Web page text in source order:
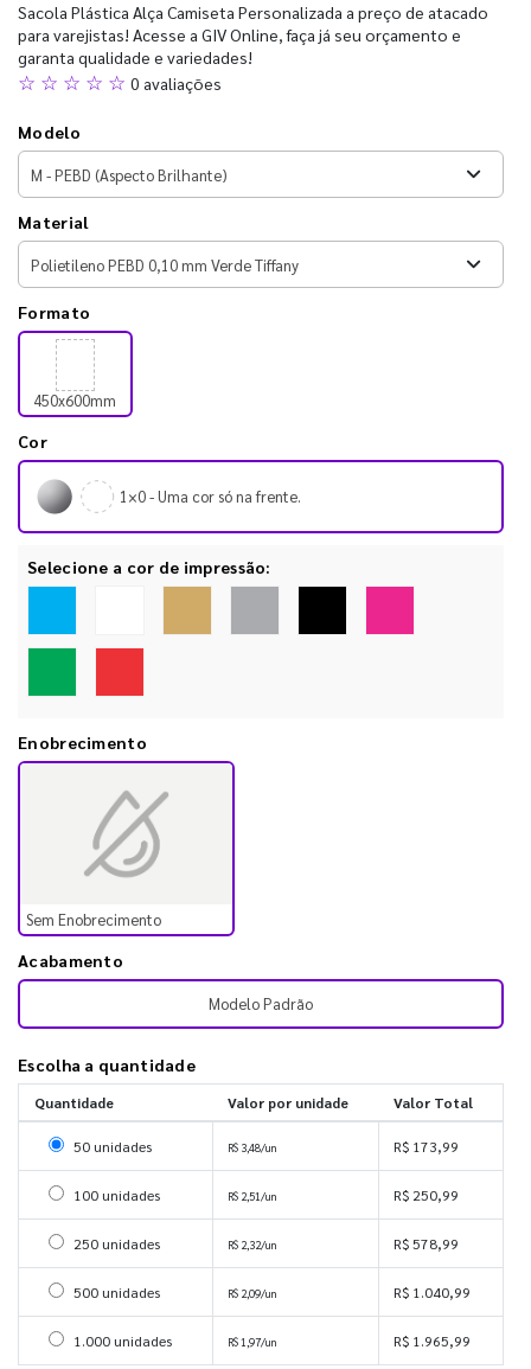
Sacola Plástica Alça Camiseta Personalizada a preço de atacado
para varejistas! Acesse a GIV Online, faça já seu orçamento e
garanta qualidade e variedades!
☆ ☆ ☆ ☆ ☆ 0 avaliações
Modelo
Material
Formato
450x600mm
Cor
1×0 - Uma cor só na frente.
Selecione a cor de impressão:
Enobrecimento
Sem Enobrecimento
Acabamento
Modelo Padrão
Escolha a quantidade
Quantidade Valor por unidade Valor Total
Selecionar 50 unidades
50 unidades R$ 3,48/un R$ 173,99
Selecionar 100 unidades
100 unidades R$ 2,51/un R$ 250,99
Selecionar 250 unidades
250 unidades R$ 2,32/un R$ 578,99
Selecionar 500 unidades
500 unidades R$ 2,09/un R$ 1.040,99
Selecionar 1000 unidades
1.000 unidades R$ 1,97/un R$ 1.965,99